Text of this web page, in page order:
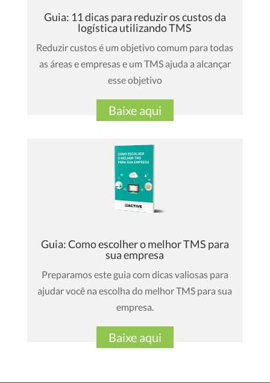
Guia: 11 dicas para reduzir os custos da
logística utilizando TMS
Reduzir custos é um objetivo comum para todas
as áreas e empresas e um TMS ajuda a alcançar
esse objetivo
Baixe aqui
Guia: Como escolher o melhor TMS para
sua empresa
Preparamos este guia com dicas valiosas para
ajudar você na escolha do melhor TMS para sua
empresa.
Baixe aqui